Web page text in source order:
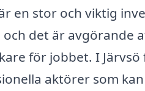
en stor och viktig
det är avgörande
för jobbet. I Järvsö
aktörer som